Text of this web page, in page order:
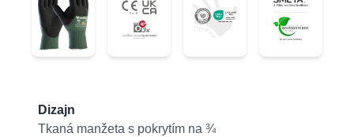
Product information
Dizajn
Tkaná manžeta s pokrytím na ¾